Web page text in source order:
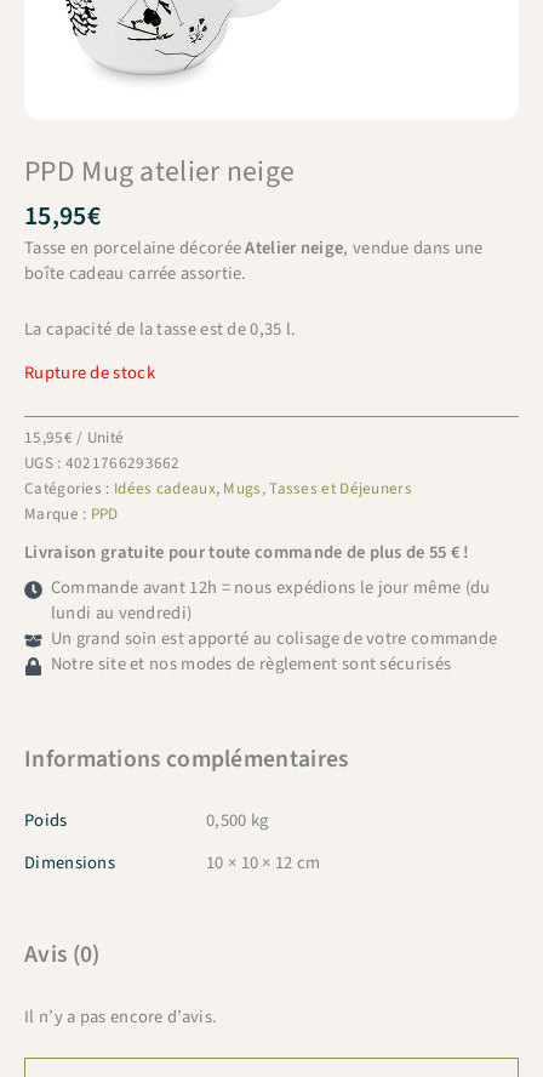
PPD Mug atelier neige
15,95€
Tasse en porcelaine décoréeAtelier neige, vendue dans une
boîte cadeau carrée assortie.
La capacité de la tasse est de 0,35 l.
Rupture de stock
15,95€ / Unité
UGS : 4021766293662
Catégories : Idées cadeaux, Mugs, Tasses et Déjeuners
Marque : PPD
Livraison gratuite pour toute commande de plus de 55 € !
Commande avant 12h = nous expédions le jour même (du
lundi au vendredi)
Un grand soin est apporté au colisage de votre commande
Notre site et nos modes de règlement sont sécurisés
Informations complémentaires
Poids
0,500 kg
Dimensions
10 × 10 × 12 cm
Avis (0)
Il n’y a pas encore d’avis.